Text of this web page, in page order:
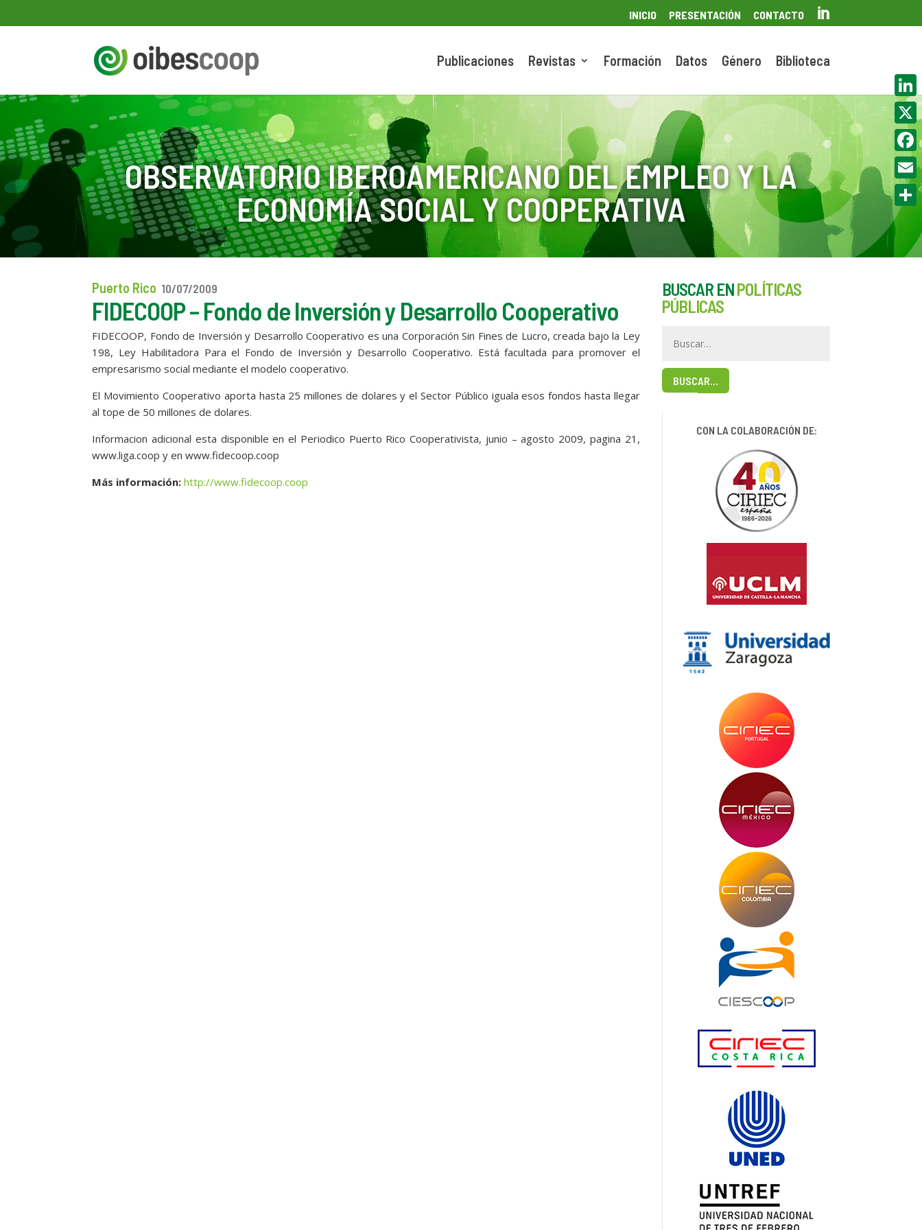
INICIO PRESENTACIÓN CONTACTO 
Publicaciones Revistas Formación Datos Género Biblioteca
OBSERVATORIO IBEROAMERICANO DEL EMPLEO Y LA
ECONOMÍA SOCIAL Y COOPERATIVA
Puerto Rico 10/07/2009
FIDECOOP – Fondo de Inversión y Desarrollo Cooperativo
FIDECOOP, Fondo de Inversión y Desarrollo Cooperativo es una Corporación Sin Fines de Lucro, creada bajo la Ley
198, Ley Habilitadora Para el Fondo de Inversión y Desarrollo Cooperativo. Está facultada para promover el
empresarismo social mediante el modelo cooperativo.
El Movimiento Cooperativo aporta hasta 25 millones de dolares y el Sector Público iguala esos fondos hasta llegar
al tope de 50 millones de dolares.
Informacion adicional esta disponible en el Periodico Puerto Rico Cooperativista, junio – agosto 2009, pagina 21,
www.liga.coop y en www.fidecoop.coop
Más información:http://www.fidecoop.coop
BUSCAR ENPOLÍTICAS
PÚBLICAS
BUSCAR…
CON LA COLABORACIÓN DE:
X
Email